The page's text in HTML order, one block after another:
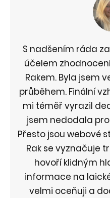
S nadšením ráda
účelem
Rakem. Byla jsem
průběhem. Finální
mi téměř vyrazil
jsem nedodala
Přesto jsou webové
Rak se vyznačuje
hovoří klidným
informace na
velmi oceňuji a